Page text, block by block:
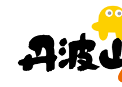
ャ
ン
プ